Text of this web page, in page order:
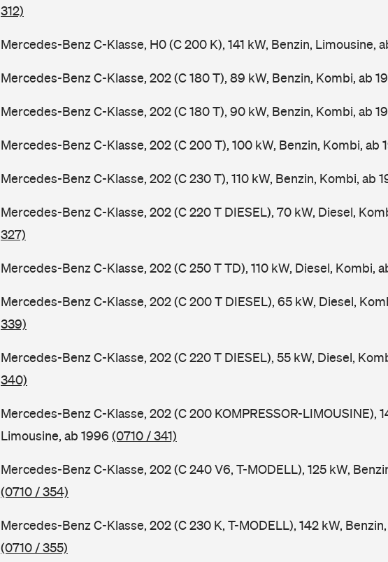
312)
Mercedes-Benz C-Klasse, H0 (C 200 K), 141 kW, Benzin, Limousine,
Mercedes-Benz C-Klasse, 202 (C 180 T), 89 kW, Benzin, Kombi, ab
Mercedes-Benz C-Klasse, 202 (C 180 T), 90 kW, Benzin, Kombi, ab
Mercedes-Benz C-Klasse, 202 (C 200 T), 100 kW, Benzin, Kombi, ab
Mercedes-Benz C-Klasse, 202 (C 230 T), 110 kW, Benzin, Kombi, ab
Mercedes-Benz C-Klasse, 202 (C 220 T DIESEL), 70 kW, Diesel,
327)
Mercedes-Benz C-Klasse, 202 (C 250 T TD), 110 kW, Diesel, Kombi,
Mercedes-Benz C-Klasse, 202 (C 200 T DIESEL), 65 kW, Diesel,
339)
Mercedes-Benz C-Klasse, 202 (C 220 T DIESEL), 55 kW, Diesel,
340)
Mercedes-Benz C-Klasse, 202 (C 200 KOMPRESSOR-LIMOUSINE),
Limousine, ab 1996 (0710 / 341)
Mercedes-Benz C-Klasse, 202 (C 240 V6, T-MODELL), 125 kW,
(0710 / 354)
Mercedes-Benz C-Klasse, 202 (C 230 K, T-MODELL), 142 kW,
(0710 / 355)